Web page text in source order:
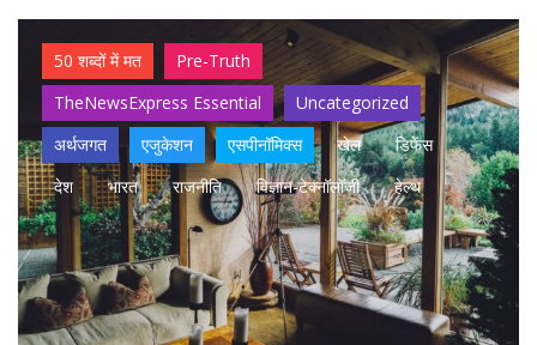
50 शब्दों में मत
Pre-Truth
TheNewsExpress Essential
Uncategorized
अर्थजगत
एजुकेशन एसपीनॉमिक्स खेल
डिफेंस
देश
भारत राजनीति विज्ञान-टेक्नॉलॉजी हेल्थ